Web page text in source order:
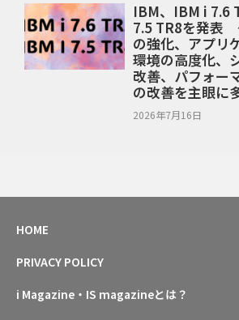
IBM、IBM i 7.6
7.5 TR8を発表
の強化、アプリ
環境の高度化、
改善、パフォー
の改善を主眼に
2026年7月16日
HOME
PRIVACY POLICY
i Magazine・IS magazineとは？